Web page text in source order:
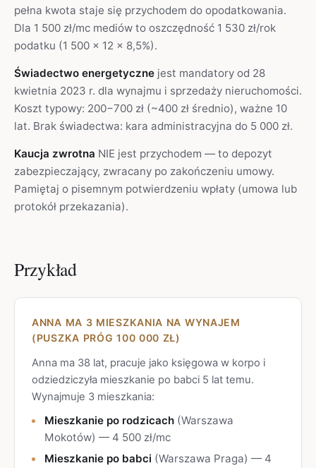
pełna kwota staje się przychodem do opodatkowania.
Dla 1 500 zł/mc mediów to oszczędność 1 530 zł/rok
podatku (1 500 × 12 × 8,5%).
Świadectwo energetyczne jest mandatory od 28
kwietnia 2023 r. dla wynajmu i sprzedaży nieruchomości.
Koszt typowy: 200−700 zł (~400 zł średnio), ważne 10
lat. Brak świadectwa: kara administracyjna do 5 000 zł.
Kaucja zwrotna NIE jest przychodem — to depozyt
zabezpieczający, zwracany po zakończeniu umowy.
Pamiętaj o pisemnym potwierdzeniu wpłaty (umowa lub
protokół przekazania).
Przykład
ANNA MA 3 MIESZKANIA NA WYNAJEM
(PUSZKA PRÓG 100 000 ZŁ)
Anna ma 38 lat, pracuje jako księgowa w korpo i
odziedziczyła mieszkanie po babci 5 lat temu.
Wynajmuje 3 mieszkania:
Mieszkanie po rodzicach (Warszawa
Mokotów) — 4 500 zł/mc
Mieszkanie po babci (Warszawa Praga) — 4